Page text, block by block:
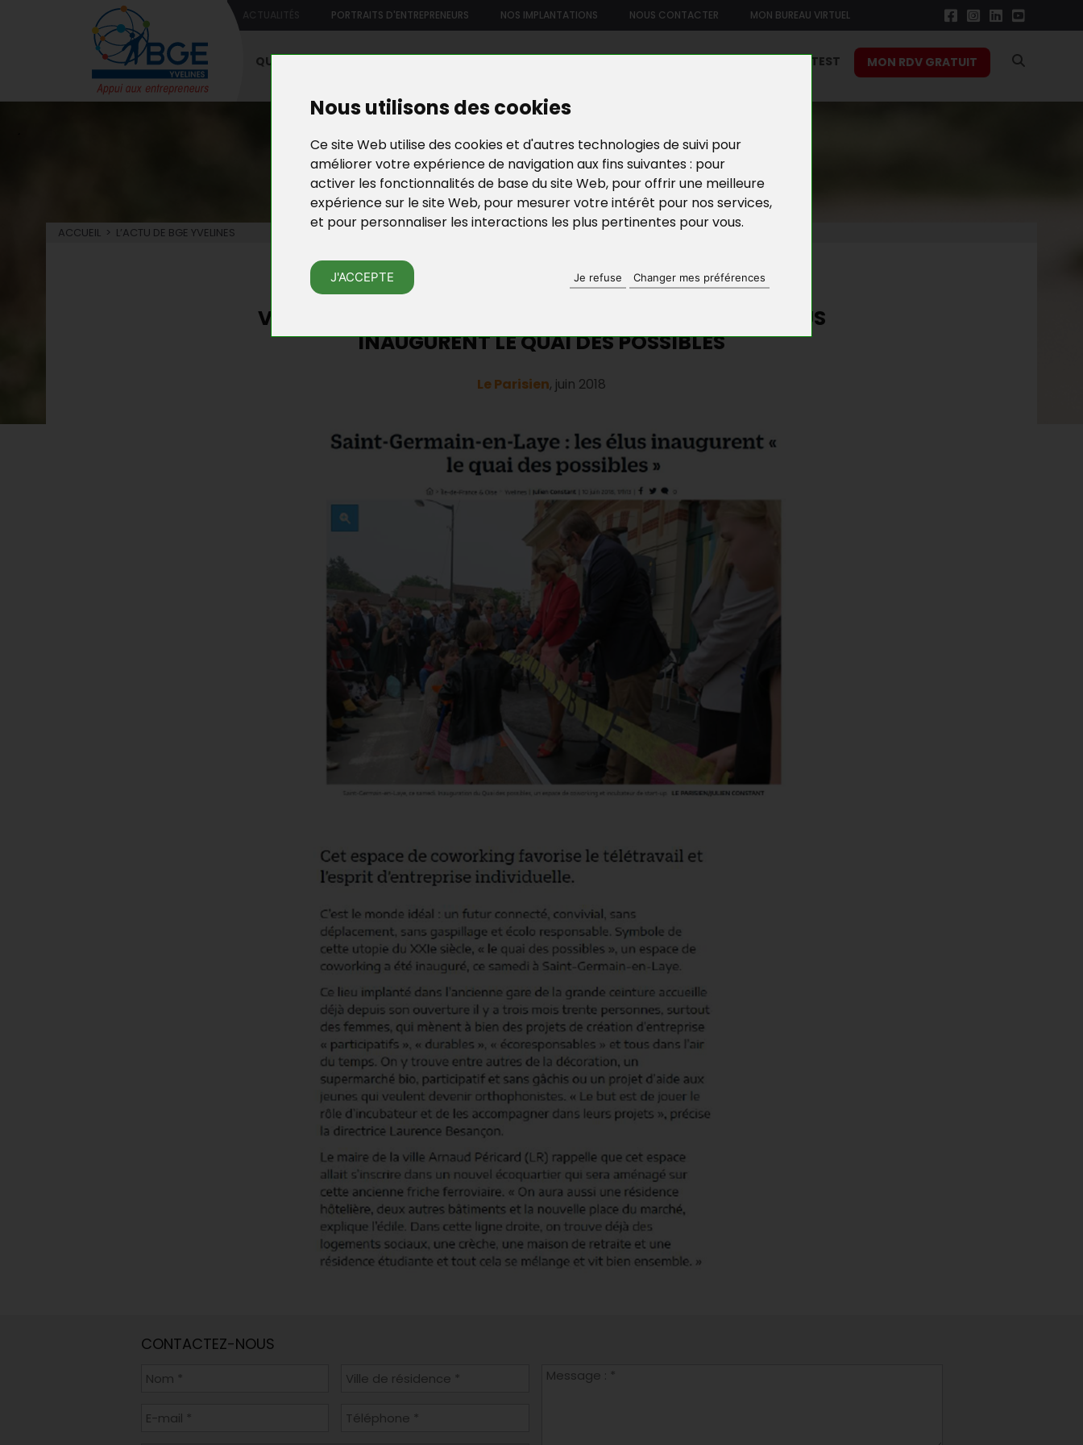
Nous utilisons des cookies
Ce site Web utilise des cookies et d'autres technologies de suivi pour
améliorer votre expérience de navigation aux fins suivantes : pour
activer les fonctionnalités de base du site Web, pour offrir une meilleure
expérience sur le site Web, pour mesurer votre intérêt pour nos services,
et pour personnaliser les interactions les plus pertinentes pour vous.
J'ACCEPTE Je refuse Changer mes préférences
PORTRAITS D'ENTREPRENEURS NOS IMPLANTATIONS NOUS CONTACTER MON BUREAU VIRTUEL
QUI SOMMES-NOUS FONCTION TEST MON RDV GRATUIT
ACCUEIL > L’ACTU DE BGE YVELINES
L’ACTU DE BGE YVELINES
VU DANS LA PRESSE : SAINT-GERMAIN-EN-LAYE LES ÉLUS
INAUGURENT LE QUAI DES POSSIBLES
Le Parisien, juin 2018
CONTACTEZ-NOUS